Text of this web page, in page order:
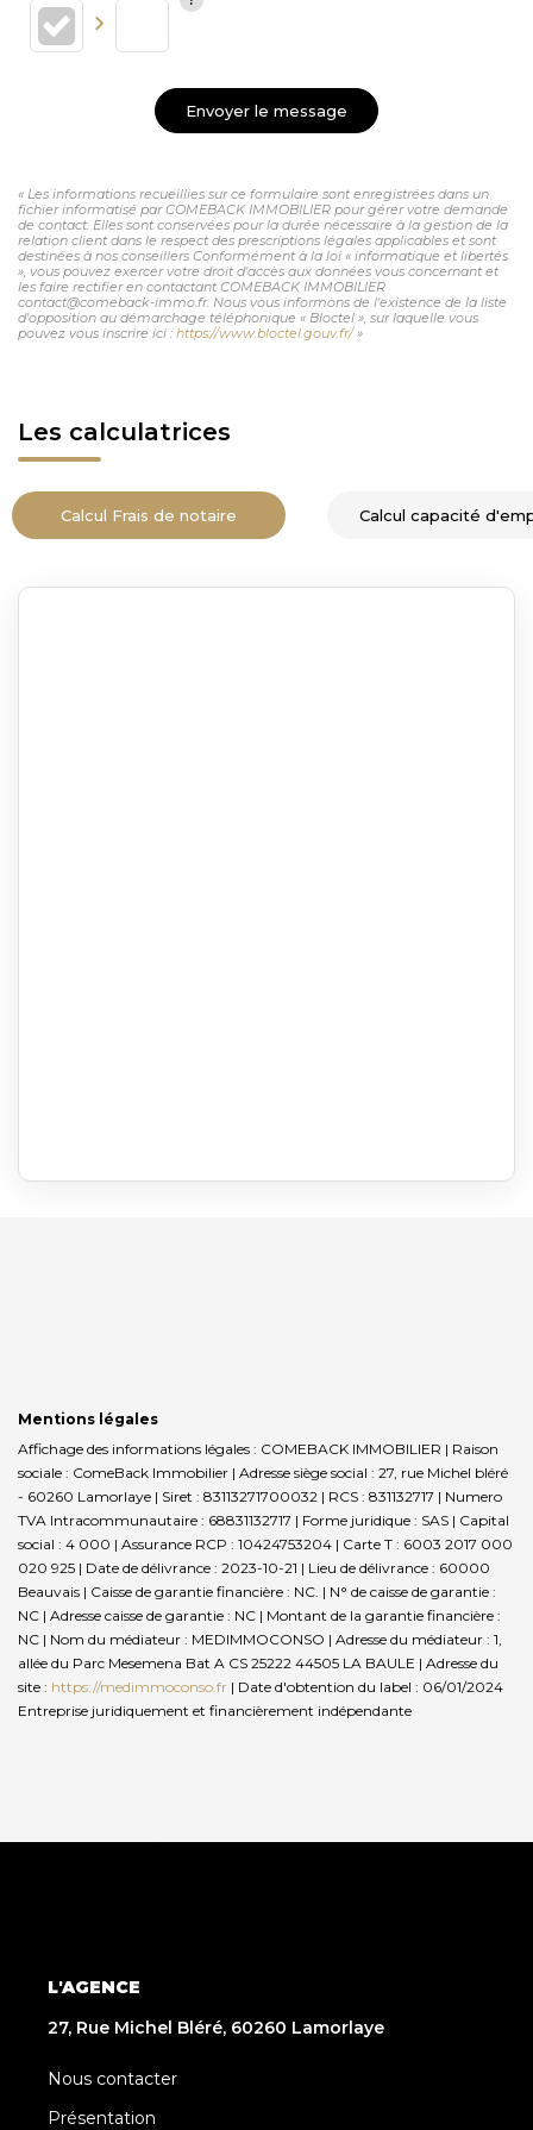
Envoyer le message
« Les informations recueillies sur ce formulaire sont enregistrées dans un
fichier informatisé par COMEBACK IMMOBILIER pour gérer votre demande
de contact. Elles sont conservées pour la durée nécessaire à la gestion de la
relation client dans le respect des prescriptions légales applicables et sont
destinées à nos conseillers Conformément à la loi « informatique et libertés
», vous pouvez exercer votre droit d'accès aux données vous concernant et
les faire rectifier en contactant COMEBACK IMMOBILIER
contact@comeback-immo.fr. Nous vous informons de l'existence de la liste
d'opposition au démarchage téléphonique « Bloctel », sur laquelle vous
pouvez vous inscrire ici : https://www.bloctel.gouv.fr/»
Les calculatrices
Calcul Frais de notaire Calcul capacité
Mentions légales
Affichage des informations légales : COMEBACK IMMOBILIER | Raison
sociale : ComeBack Immobilier | Adresse siège social : 27, rue Michel bléré
- 60260 Lamorlaye | Siret : 83113271700032 | RCS : 831132717 | Numero
TVA Intracommunautaire : 68831132717 | Forme juridique : SAS | Capital
social : 4 000 | Assurance RCP : 10424753204 | Carte T : 6003 2017 000
020 925 | Date de délivrance : 2023-10-21 | Lieu de délivrance : 60000
Beauvais | Caisse de garantie financière : NC. | N° de caisse de garantie :
NC | Adresse caisse de garantie : NC | Montant de la garantie financière :
NC | Nom du médiateur : MEDIMMOCONSO | Adresse du médiateur : 1,
allée du Parc Mesemena Bat A CS 25222 44505 LA BAULE | Adresse du
site : https://medimmoconso.fr | Date d'obtention du label : 06/01/2024
Entreprise juridiquement et financièrement indépendante
L'AGENCE
27, Rue Michel Bléré, 60260 Lamorlaye
Nous contacter
Présentation